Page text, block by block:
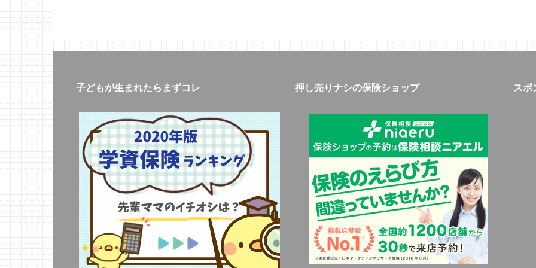
子どもが生まれたらまずコレ 押し売りナシの保険ショップ スポ